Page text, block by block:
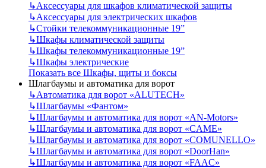
↳Аксессуары для шкафов климатической защиты
↳Аксессуары для электрических шкафов
↳Стойки телекоммуникационные 19”
↳Шкафы климатической защиты
↳Шкафы телекоммуникационные 19”
↳Шкафы электрические
Показать все Шкафы, щиты и боксы
Шлагбаумы и автоматика для ворот
↳Автоматика для ворот «ALUTECH»
↳Шлагбаумы «Фантом»
↳Шлагбаумы и автоматика для ворот «AN-Motors»
↳Шлагбаумы и автоматика для ворот «CAME»
↳Шлагбаумы и автоматика для ворот «COMUNELLO»
↳Шлагбаумы и автоматика для ворот «DoorHan»
↳Шлагбаумы и автоматика для ворот «FAAC»